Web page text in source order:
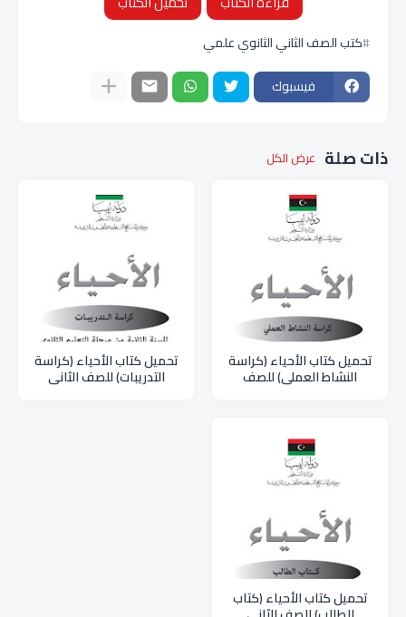
كتب الصف الثاني الثانوي علمي
فيسبوك
ذات صلة عرض الكل
تحميل كتاب الأحياء (كراسة
النشاط العملي) للصف
الثاني الثانوي علمي pdf
تحميل كتاب الأحياء (كراسة
التدريبات) للصف الثاني
الثانوي علمي pdf
تحميل كتاب الأحياء (كتاب